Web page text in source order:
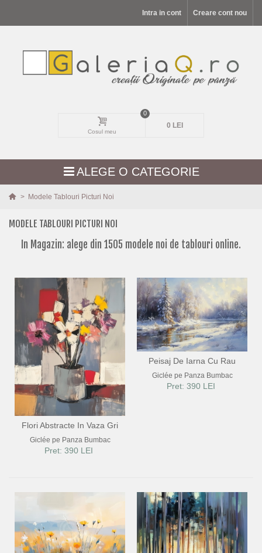
Intra in cont Creare cont nou
Cosul meu
0
0 LEI
ALEGE O CATEGORIE
MODELE NOI
PEISAJE
PORTRETE
ABSTRACTE
MODERNE
DECORATIVE
> Modele Tablouri Picturi Noi
MODELE TABLOURI PICTURI NOI
In Magazin: alege din 1505 modele noi de tablouri online.
Flori Abstracte In Vaza Gri
Giclée pe Panza Bumbac
Pret: 390 LEI
Peisaj De Iarna Cu Rau
Giclée pe Panza Bumbac
Pret: 390 LEI